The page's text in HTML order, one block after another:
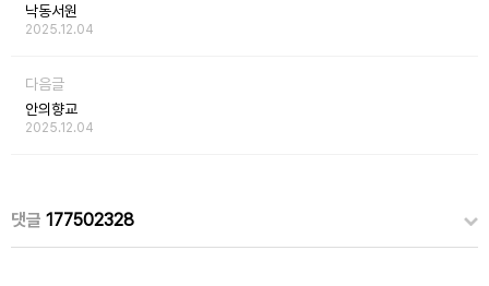
낙동서원
2025.12.04
다음글
안의향교
2025.12.04
댓글 177502328